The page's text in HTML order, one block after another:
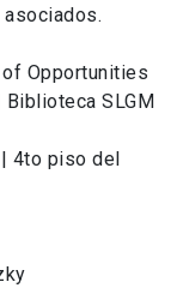
Opportunities
Biblioteca SLGM
4to piso del